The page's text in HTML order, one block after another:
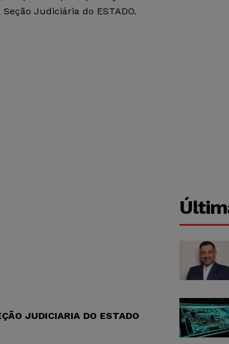
Judiciária do ESTADO.
JUDICIARIA DO ESTADO